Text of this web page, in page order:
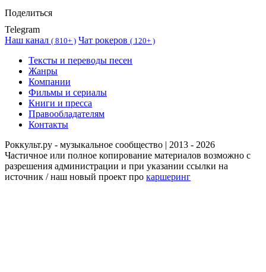
Поделиться
Telegram
Наш канал ( 810+ ) Чат рокеров ( 120+ )
Тексты и переводы песен
Жанры
Компании
Фильмы и сериалы
Книги и пресса
Правообладателям
Контакты
Роккульт.ру - музыкальное сообщество | 2013 - 2026
Частичное или полное копирование материалов возможно с
разрешения администрации и при указании ссылки на
источник / наш новый проект про каршеринг